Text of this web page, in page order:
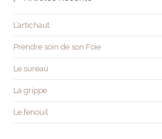
L’artichaut
Prendre soin de son Foie
Le sureau
La grippe
Le fenouil